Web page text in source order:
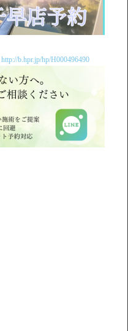
http://b.hpr.jp/hp/H000496490